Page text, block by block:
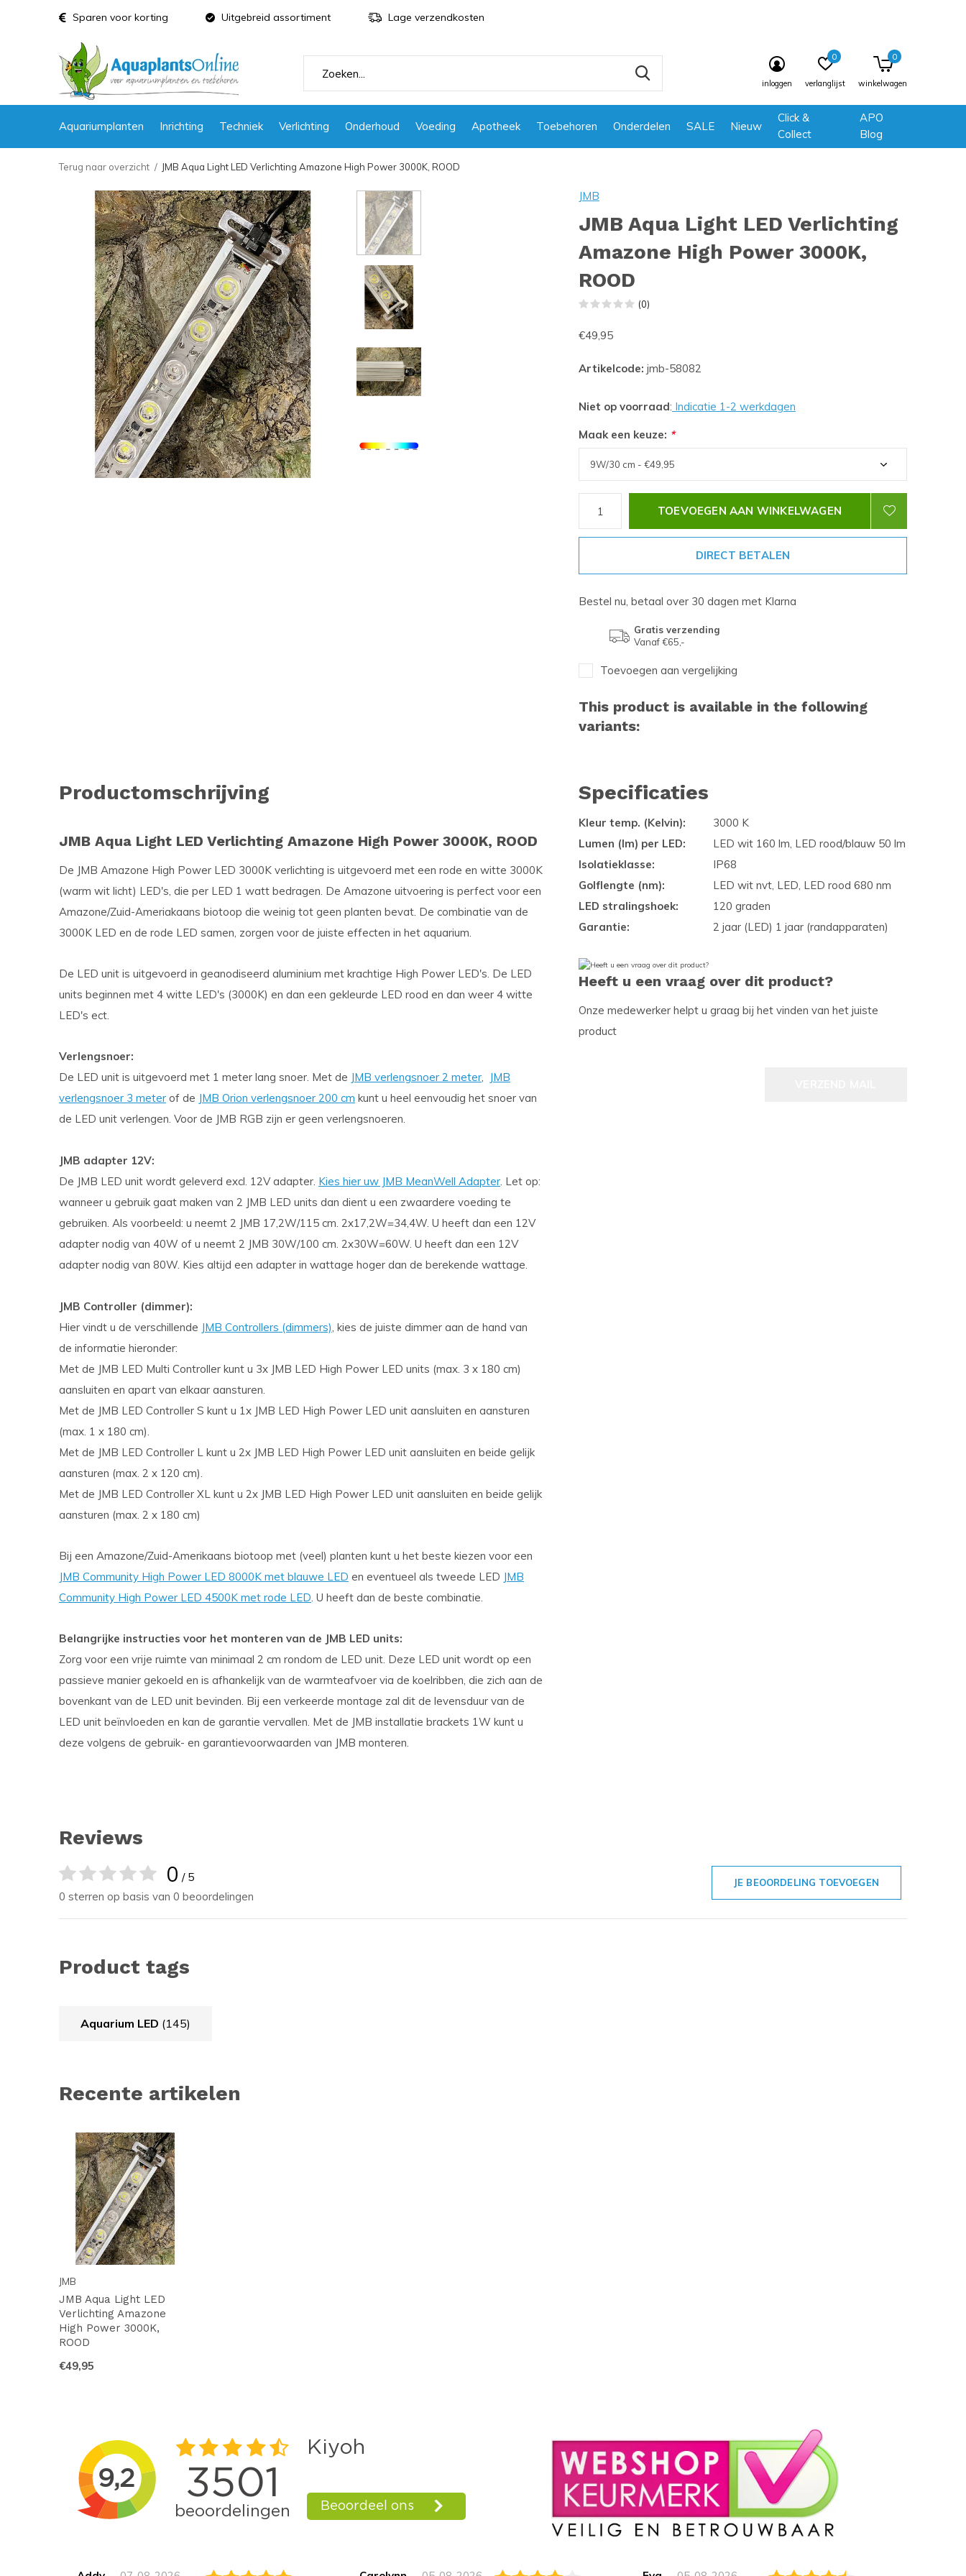
Aquariumplanten Inrichting Techniek Verlichting Onderhoud Voeding Apotheek Toebehoren Onderdelen SALE Nieuw
Click &
Collect
APO
Blog
inloggen verlanglijst
0
winkelwagen
0
Sparen voor korting Uitgebreid assortiment Lage verzendkosten
Terug naar overzicht JMB Aqua Light LED Verlichting Amazone High Power 3000K, ROOD
JMB
JMB Aqua Light LED Verlichting
Amazone High Power 3000K,
ROOD
(0)
€49,95
Artikelcode: jmb-58082
Niet op voorraad: Indicatie 1-2 werkdagen
Maak een keuze: *
TOEVOEGEN AAN WINKELWAGEN
DIRECT BETALEN
Bestel nu, betaal over 30 dagen met Klarna
Gratis verzending
Vanaf €65,-
Toevoegen aan vergelijking
This product is available in the following
variants:
Productomschrijving
JMB Aqua Light LED Verlichting Amazone High Power 3000K, ROOD
De JMB Amazone High Power LED 3000K verlichting is uitgevoerd met een rode en witte 3000K
(warm wit licht) LED's, die per LED 1 watt bedragen. De Amazone uitvoering is perfect voor een
Amazone/Zuid-Ameriakaans biotoop die weinig tot geen planten bevat. De combinatie van de
3000K LED en de rode LED samen, zorgen voor de juiste effecten in het aquarium.
De LED unit is uitgevoerd in geanodiseerd aluminium met krachtige High Power LED's. De LED
units beginnen met 4 witte LED's (3000K) en dan een gekleurde LED rood en dan weer 4 witte
LED's ect.
Verlengsnoer:
De LED unit is uitgevoerd met 1 meter lang snoer. Met de JMB verlengsnoer 2 meter, JMB
verlengsnoer 3 meter of de JMB Orion verlengsnoer 200 cm kunt u heel eenvoudig het snoer van
de LED unit verlengen. Voor de JMB RGB zijn er geen verlengsnoeren.
JMB adapter 12V:
De JMB LED unit wordt geleverd excl. 12V adapter. Kies hier uw JMB MeanWell Adapter. Let op:
wanneer u gebruik gaat maken van 2 JMB LED units dan dient u een zwaardere voeding te
gebruiken. Als voorbeeld: u neemt 2 JMB 17,2W/115 cm. 2x17,2W=34,4W. U heeft dan een 12V
adapter nodig van 40W of u neemt 2 JMB 30W/100 cm. 2x30W=60W. U heeft dan een 12V
adapter nodig van 80W. Kies altijd een adapter in wattage hoger dan de berekende wattage.
JMB Controller (dimmer):
Hier vindt u de verschillende JMB Controllers (dimmers), kies de juiste dimmer aan de hand van
de informatie hieronder:
Met de JMB LED Multi Controller kunt u 3x JMB LED High Power LED units (max. 3 x 180 cm)
aansluiten en apart van elkaar aansturen.
Met de JMB LED Controller S kunt u 1x JMB LED High Power LED unit aansluiten en aansturen
(max. 1 x 180 cm).
Met de JMB LED Controller L kunt u 2x JMB LED High Power LED unit aansluiten en beide gelijk
aansturen (max. 2 x 120 cm).
Met de JMB LED Controller XL kunt u 2x JMB LED High Power LED unit aansluiten en beide gelijk
aansturen (max. 2 x 180 cm)
Bij een Amazone/Zuid-Amerikaans biotoop met (veel) planten kunt u het beste kiezen voor een
JMB Community High Power LED 8000K met blauwe LED en eventueel als tweede LED JMB
Community High Power LED 4500K met rode LED. U heeft dan de beste combinatie.
Belangrijke instructies voor het monteren van de JMB LED units:
Zorg voor een vrije ruimte van minimaal 2 cm rondom de LED unit. Deze LED unit wordt op een
passieve manier gekoeld en is afhankelijk van de warmteafvoer via de koelribben, die zich aan de
bovenkant van de LED unit bevinden. Bij een verkeerde montage zal dit de levensduur van de
LED unit beïnvloeden en kan de garantie vervallen. Met de JMB installatie brackets 1W kunt u
deze volgens de gebruik- en garantievoorwaarden van JMB monteren.
Specificaties
Kleur temp. (Kelvin):
3000 K
Lumen (lm) per LED:
LED wit 160 lm, LED rood/blauw 50 lm
Isolatieklasse:
IP68
Golflengte (nm):
LED wit nvt, LED, LED rood 680 nm
LED stralingshoek:
120 graden
Garantie:
2 jaar (LED) 1 jaar (randapparaten)
Heeft u een vraag over dit product?
Onze medewerker helpt u graag bij het vinden van het juiste
product
Reviews
0 / 5
0 sterren op basis van 0 beoordelingen
JE BEOORDELING TOEVOEGEN
Product tags
Aquarium LED (145)
Recente artikelen
JMB
JMB Aqua Light LED
Verlichting Amazone
High Power 3000K,
ROOD
€49,95